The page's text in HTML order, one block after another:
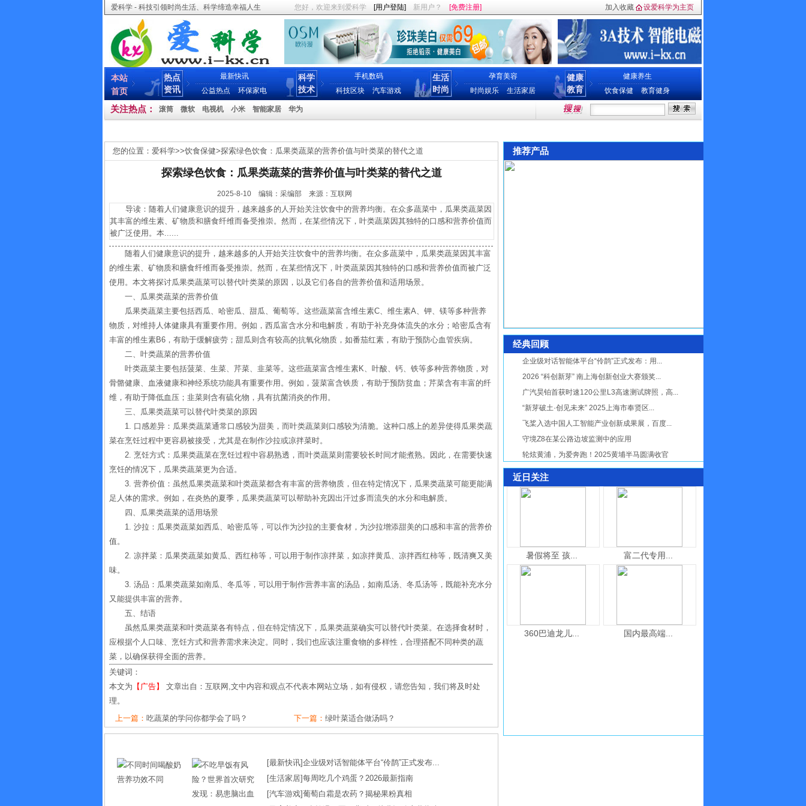
爱科学 - 科技引领时尚生活、科学缔造幸福人生 您好，欢迎来到爱科学 [用户登陆] 新用户？ [免费注册] 加入收藏 设爱科学为主页
本站
首页
热点
资讯
最新快讯
公益热点
环保家电
科学
技术
手机数码
科技区块
汽车游戏
生活
时尚
孕育美容
时尚娱乐
生活家居
健康
教育
健康养生
饮食保健
教育健身
关注热点： 滚筒 微软 电视机 小米 智能家居 华为
您的位置： 爱科学>>饮食保健>探索绿色饮食：瓜果类蔬菜的营养价值与叶类菜的替代之道
探索绿色饮食：瓜果类蔬菜的营养价值与叶类菜的替代之道
2025-8-10 编辑：采编部 来源：互联网
导读：随着人们健康意识的提升，越来越多的人开始关注饮食中的营养均衡。在众多蔬菜中，瓜果类蔬菜因
其丰富的维生素、矿物质和膳食纤维而备受推崇。然而，在某些情况下，叶类蔬菜因其独特的口感和营养价值而
被广泛使用。本......
随着人们健康意识的提升，越来越多的人开始关注饮食中的营养均衡。在众多蔬菜中，瓜果类蔬菜因其丰富
的维生素、矿物质和膳食纤维而备受推崇。然而，在某些情况下，叶类蔬菜因其独特的口感和营养价值而被广泛
使用。本文将探讨瓜果类蔬菜可以替代叶类菜的原因，以及它们各自的营养价值和适用场景。
一、瓜果类蔬菜的营养价值
瓜果类蔬菜主要包括西瓜、哈密瓜、甜瓜、葡萄等。这些蔬菜富含维生素C、维生素A、钾、镁等多种营养
物质，对维持人体健康具有重要作用。例如，西瓜富含水分和电解质，有助于补充身体流失的水分；哈密瓜含有
丰富的维生素B6，有助于缓解疲劳；甜瓜则含有较高的抗氧化物质，如番茄红素，有助于预防心血管疾病。
二、叶类蔬菜的营养价值
叶类蔬菜主要包括菠菜、生菜、芹菜、韭菜等。这些蔬菜富含维生素K、叶酸、钙、铁等多种营养物质，对
骨骼健康、血液健康和神经系统功能具有重要作用。例如，菠菜富含铁质，有助于预防贫血；芹菜含有丰富的纤
维，有助于降低血压；韭菜则含有硫化物，具有抗菌消炎的作用。
三、瓜果类蔬菜可以替代叶类菜的原因
1. 口感差异：瓜果类蔬菜通常口感较为甜美，而叶类蔬菜则口感较为清脆。这种口感上的差异使得瓜果类蔬
菜在烹饪过程中更容易被接受，尤其是在制作沙拉或凉拌菜时。
2. 烹饪方式：瓜果类蔬菜在烹饪过程中容易熟透，而叶类蔬菜则需要较长时间才能煮熟。因此，在需要快速
烹饪的情况下，瓜果类蔬菜更为合适。
3. 营养价值：虽然瓜果类蔬菜和叶类蔬菜都含有丰富的营养物质，但在特定情况下，瓜果类蔬菜可能更能满
足人体的需求。例如，在炎热的夏季，瓜果类蔬菜可以帮助补充因出汗过多而流失的水分和电解质。
四、瓜果类蔬菜的适用场景
1. 沙拉：瓜果类蔬菜如西瓜、哈密瓜等，可以作为沙拉的主要食材，为沙拉增添甜美的口感和丰富的营养价
值。
2. 凉拌菜：瓜果类蔬菜如黄瓜、西红柿等，可以用于制作凉拌菜，如凉拌黄瓜、凉拌西红柿等，既清爽又美
味。
3. 汤品：瓜果类蔬菜如南瓜、冬瓜等，可以用于制作营养丰富的汤品，如南瓜汤、冬瓜汤等，既能补充水分
又能提供丰富的营养。
五、结语
虽然瓜果类蔬菜和叶类蔬菜各有特点，但在特定情况下，瓜果类蔬菜确实可以替代叶类菜。在选择食材时，
应根据个人口味、烹饪方式和营养需求来决定。同时，我们也应该注重食物的多样性，合理搭配不同种类的蔬
菜，以确保获得全面的营养。
关键词：
本文为 【广告】
文章出自：互联网,文中内容和观点不代表本网站立场，如有侵权，请您告知，我们将及时处
理。
上一篇： 吃蔬菜的学问你都学会了吗？ 下一篇： 绿叶菜适合做汤吗？
[最新快讯]企业级对话智能体平台“伶鹊”正式发布...
[生活家居]每周吃几个鸡蛋？2026最新指南
[汽车游戏]葡萄白霜是农药？揭秘果粉真相
推荐产品
经典回顾
企业级对话智能体平台“伶鹊”正式发布：用...
2026 “科创新芽” 南上海创新创业大赛颁奖...
广汽昊铂首获时速120公里L3高速测试牌照，高...
“新芽破土·创见未来” 2025上海市奉贤区...
飞桨入选中国人工智能产业创新成果展，百度...
守境Z8在某公路边坡监测中的应用
轮炫黄浦，为爱奔跑！2025黄埔半马圆满收官
近日关注
暑假将至 孩... 富二代专用...
360巴迪龙儿... 国内最高端...